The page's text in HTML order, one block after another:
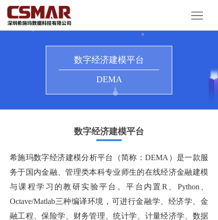
首
页
产
数字经济建模平台
DEMA
数字经济建模平台
希施玛数字经济建模分析平台（简称：DEMA）是一款服
务于国内金融、管理类本科专业师生的在线经济金融建模
与课程学习的教研实验平台。平台内置R、Python、
Octave/Matlab三种编译环境，可进行金融学、经济学、金
融工程、保险学、财务管理、统计学、计量经济学、数据